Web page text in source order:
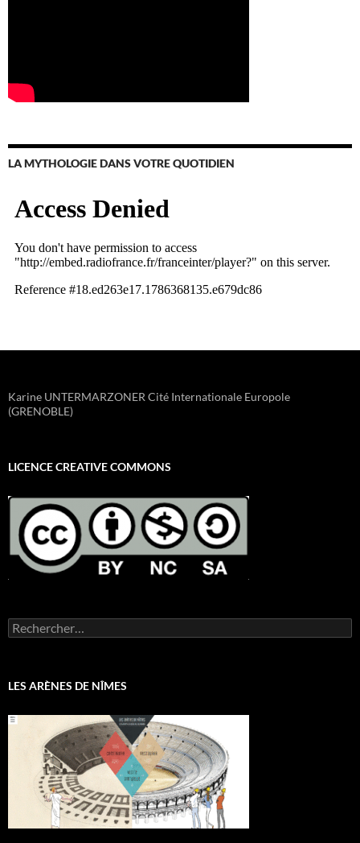
LA MYTHOLOGIE DANS VOTRE QUOTIDIEN
Karine UNTERMARZONER Cité Internationale Europole
(GRENOBLE)
LICENCE CREATIVE COMMONS
Rechercher :
LES ARÈNES DE NÎMES